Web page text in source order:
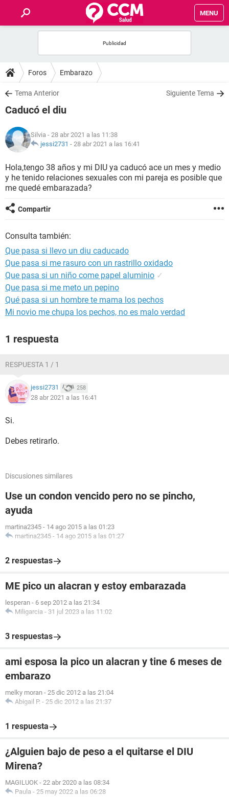
MENU
FOROS
SALUD
NUTRICIÓN
BIENESTAR
Foros Embarazo
Tema Anterior Siguiente Tema
Caducó el diu
Silvia - 28 abr 2021 a las 11:38
jessi2731 - 28 abr 2021 a las 16:41
Hola,tengo 38 años y mi DIU ya caducó ace un mes y medio
y he tenido relaciones sexuales con mi pareja es posible que
me quedé embarazada?
Compartir
Consulta también:
Que pasa si llevo un diu caducado
Que pasa si me rasuro con un rastrillo oxidado
Que pasa si un niño come papel aluminio ✓
Que pasa si me meto un pepino
Qué pasa si un hombre te mama los pechos
Mi novio me chupa los pechos, no es malo verdad
1 respuesta
RESPUESTA 1 / 1
jessi2731 258
28 abr 2021 a las 16:41
Si.
Debes retirarlo.
Discusiones similares
Use un condon vencido pero no se pincho,
ayuda
martina2345 - 14 ago 2015 a las 01:23
martina2345 - 14 ago 2015 a las 01:27
2 respuestas
ME pico un alacran y estoy embarazada
lesperan - 6 sep 2012 a las 21:34
Miligarcia - 31 jul 2023 a las 11:02
3 respuestas
ami esposa la pico un alacran y tine 6 meses de
embarazo
melky moran - 25 dic 2012 a las 21:04
Abigail P. - 25 dic 2012 a las 21:37
1 respuesta
¿Alguien bajo de peso a el quitarse el DIU
Mirena?
MAGILUOK - 22 abr 2020 a las 08:34
Paula - 25 may 2022 a las 06:28